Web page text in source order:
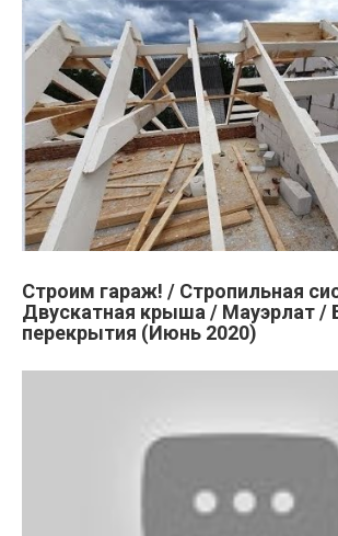
Строим гараж! / Стропильная
Двускатная крыша / Мауэрлат /
перекрытия (Июнь 2020)